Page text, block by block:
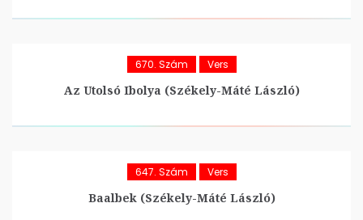
670. Szám Vers
Az Utolsó Ibolya (Székely-Máté László)
647. Szám Vers
Baalbek (Székely-Máté László)